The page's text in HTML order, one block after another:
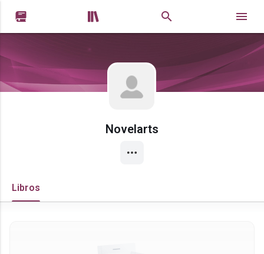
 
Novelarts
Libros